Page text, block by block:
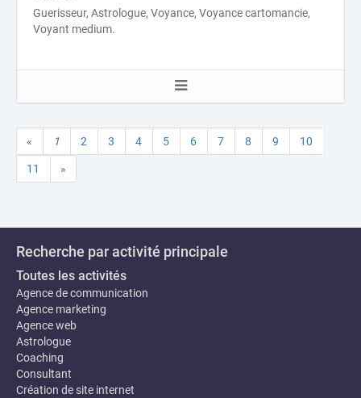
Guerisseur, Astrologue, Voyance, Voyance cartomancie,
Voyant medium.
« 1 2 3 4 5 6 7 8 9 10
11 »
Recherche par activité principale
Toutes les activités
Agence de communication
Agence marketing
Agence web
Astrologue
Coaching
Consultant
Création de site internet